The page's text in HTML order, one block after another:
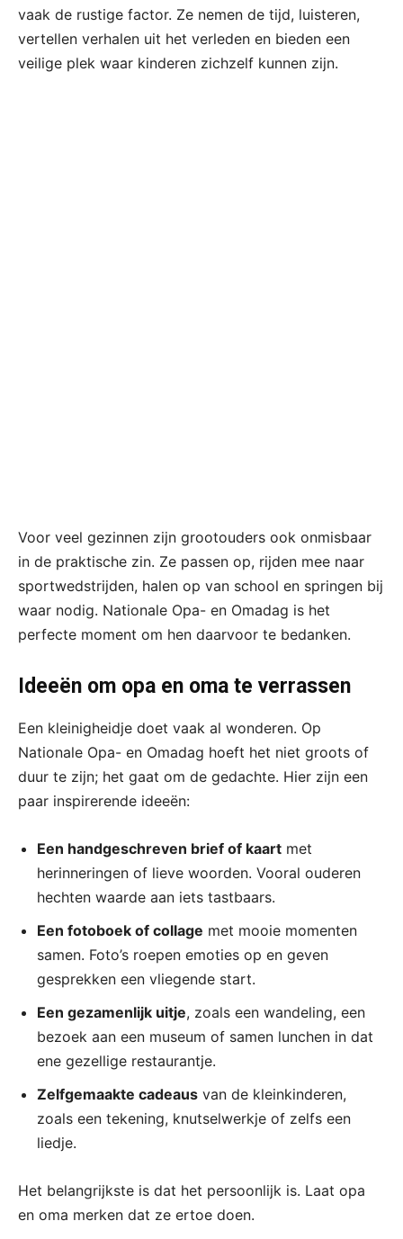
vaak de rustige factor. Ze nemen de tijd, luisteren,
vertellen verhalen uit het verleden en bieden een
veilige plek waar kinderen zichzelf kunnen zijn.
Voor veel gezinnen zijn grootouders ook onmisbaar
in de praktische zin. Ze passen op, rijden mee naar
sportwedstrijden, halen op van school en springen bij
waar nodig. Nationale Opa- en Omadag is het
perfecte moment om hen daarvoor te bedanken.
Ideeën om opa en oma te verrassen
Een kleinigheidje doet vaak al wonderen. Op
Nationale Opa- en Omadag hoeft het niet groots of
duur te zijn; het gaat om de gedachte. Hier zijn een
paar inspirerende ideeën:
Een handgeschreven brief of kaart met
herinneringen of lieve woorden. Vooral ouderen
hechten waarde aan iets tastbaars.
Een fotoboek of collage met mooie momenten
samen. Foto’s roepen emoties op en geven
gesprekken een vliegende start.
Een gezamenlijk uitje, zoals een wandeling, een
bezoek aan een museum of samen lunchen in dat
ene gezellige restaurantje.
Zelfgemaakte cadeaus van de kleinkinderen,
zoals een tekening, knutselwerkje of zelfs een
liedje.
Het belangrijkste is dat het persoonlijk is. Laat opa
en oma merken dat ze ertoe doen.